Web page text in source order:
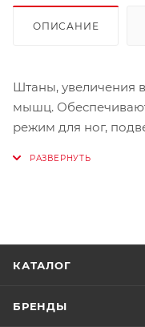
ОПИСАНИЕ
Штаны, увеличения
мышц.
режим для ног,
наколенников
КАТАЛОГ
БРЕНДЫ